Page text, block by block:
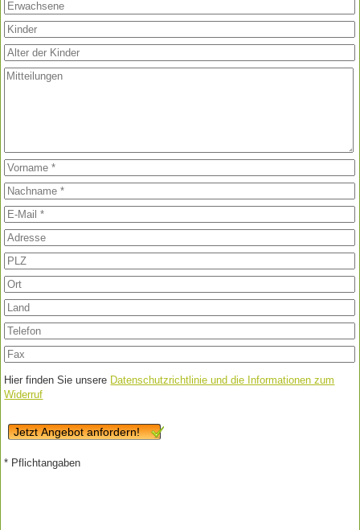
Hier finden Sie unsere Datenschutzrichtlinie und die Informationen zum
Widerruf
Jetzt Angebot anfordern!
* Pflichtangaben